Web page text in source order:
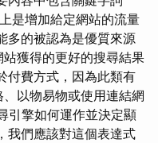
是增加給定網站的流量
多的被認為是優質來源
獲得的更好的搜尋結果
付費方式，因為此類有
以物易物或使用連結網
引擎如何運作並決定顯
我們應該對這個表達式